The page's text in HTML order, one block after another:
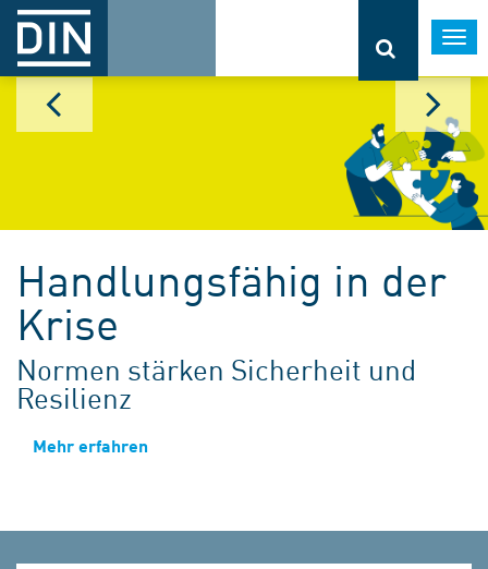
Handlungsfähig in der
Krise
Normen stärken Sicherheit und
Resilienz
Mehr erfahren